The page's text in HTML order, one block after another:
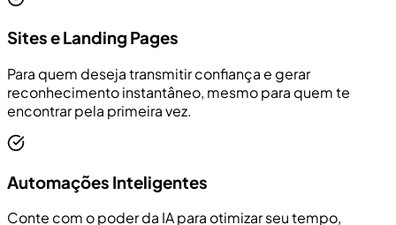
Sites e Landing Pages
Para quem deseja transmitir confiança e gerar
reconhecimento instantâneo, mesmo para quem te
encontrar pela primeira vez.
Automações Inteligentes
Conte com o poder da IA para otimizar seu tempo,